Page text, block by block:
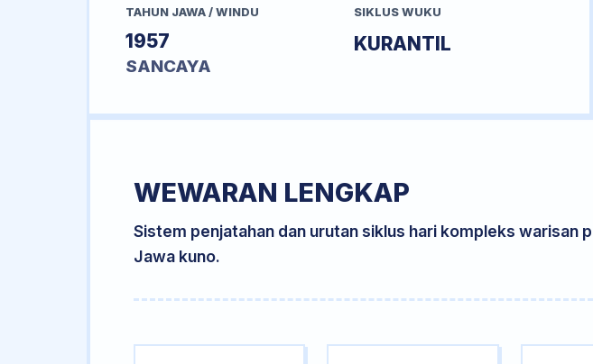
TAHUN JAWA / WINDU
1957
SANCAYA
SIKLUS WUKU
KURANTIL
WEWARAN LENGKAP
Sistem penjatahan dan urutan siklus hari kompleks warisan
Jawa kuno.